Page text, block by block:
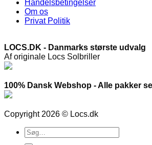
Handelsbetingelser
Om os
Privat Politik
LOCS.DK - Danmarks største udvalg
Af originale Locs Solbriller
100% Dansk Webshop - Alle pakker
Copyright 2026 © Locs.dk
Søg
efter: